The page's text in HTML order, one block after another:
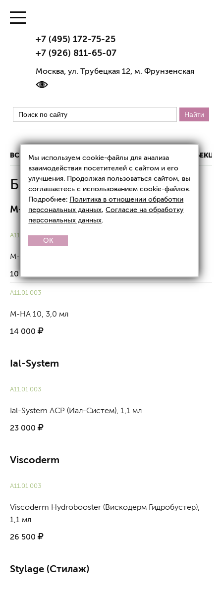
+7 (495) 172-75-25
+7 (926) 811-65-07
Москва, ул. Трубецкая 12, м. Фрунзенская
ВСЕ ЦЕНЫ АППАРАТНАЯ КОСМЕТОЛОГИЯ
Биоревитализация: цены
M-HA
A11.01.003
M-HA 10, 1,5 мл
10 000
A11.01.003
M-HA 10, 3,0 мл
14 000
Ial-System
А11.01.003
Ial-System ACP (Иал-Систем), 1,1 мл
23 000
Viscoderm
А11.01.003
Viscoderm Hydrobooster (Вискодерм Гидробустер),
1,1 мл
26 500
Stylage (Стилаж)
Мы используем cookie-файлы для анализа
взаимодействия посетителей с сайтом и его
улучшения. Продолжая пользоваться сайтом, вы
соглашаетесь с использованием cookie-файлов.
Подробнее: Политика в отношении обработки
персональных данных,Согласие на обработку
персональных данных.
OK